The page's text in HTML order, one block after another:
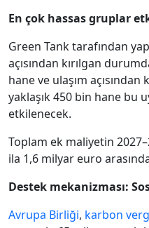
En çok hassas gruplar
Green Tank tarafından
açısından kırılgan
hane ve ulaşım
yaklaşık 450 bin hane bu
etkilenecek.
Toplam ek maliyetin
ila 1,6 milyar euro
Destek mekanizması:
Avrupa Birliği, karbon